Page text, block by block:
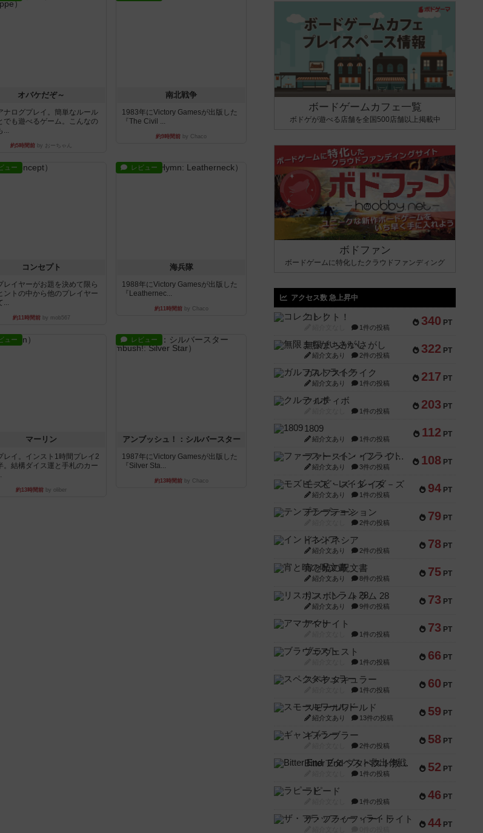
オバケだぞ～
ナログプレイ。簡単なルール
でも遊べるゲーム。こんなの
...
約5時間前 by おーちゃん
南北戦争
1983年にVictory Gamesが出版した
『The Civil ...
約9時間前 by Chaco
ュー
コンセプト
レイヤーがお題を決めて限ら
ントの中から他のプレイヤー
...
約11時間前by mob567
レビュー
海兵隊
1988年にVictory Gamesが出版した
『Leathernec...
約11時間前by Chaco
ュー
マーリン
レイ。インスト1時間プレイ2
。結構ダイス運と手札のカー
約13時間前 by oliber
レビュー
アンブッシュ！：シルバースター
1987年にVictory Gamesが出版した
『Silver Sta...
約13時間前by Chaco
ボードゲームカフェ一覧
ボドゲが遊べる店舗を全国500店舗以上掲載中
ボドファン
ボードゲームに特化したクラウドファンディング
アクセス数 急上昇中
340 PT
コレクト！
1件の投稿
322 PT
無限まちがいさがし
紹介文あり 2件の投稿
217 PT
ガルフストライク
紹介文あり 1件の投稿
203 PT
クルティボ
1件の投稿
112 PT
1809
紹介文あり 1件の投稿
108 PT
ファースト・イン・フライト
紹介文あり 3件の投稿
94 PT
モズビ－ズ・レイダ－ズ
紹介文あり 1件の投稿
79 PT
テンプテーション
2件の投稿
78 PT
インドネシア
紹介文あり 2件の投稿
75 PT
宵と暁の呪文書
紹介文あり 8件の投稿
73 PT
リスボン・トラム 28
紹介文あり 9件の投稿
73 PT
アマナイト
1件の投稿
66 PT
ブラヴェスト
1件の投稿
60 PT
スペクタキュラー
1件の投稿
59 PT
スモールワールド
紹介文あり 13件の投稿
58 PT
ギャンブラー
2件の投稿
52 PT
Bitter End ブタペスト救出作戦
1件の投稿
46 PT
ラピード
1件の投稿
44 PT
ザ・フラッフィー・ライト